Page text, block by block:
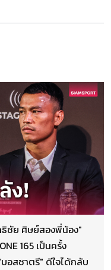
ธิชัย ศิษย์สองพี่น้อง"
165 เป็นครั้ง
อสชาตรี" ดีใจได้กลับ